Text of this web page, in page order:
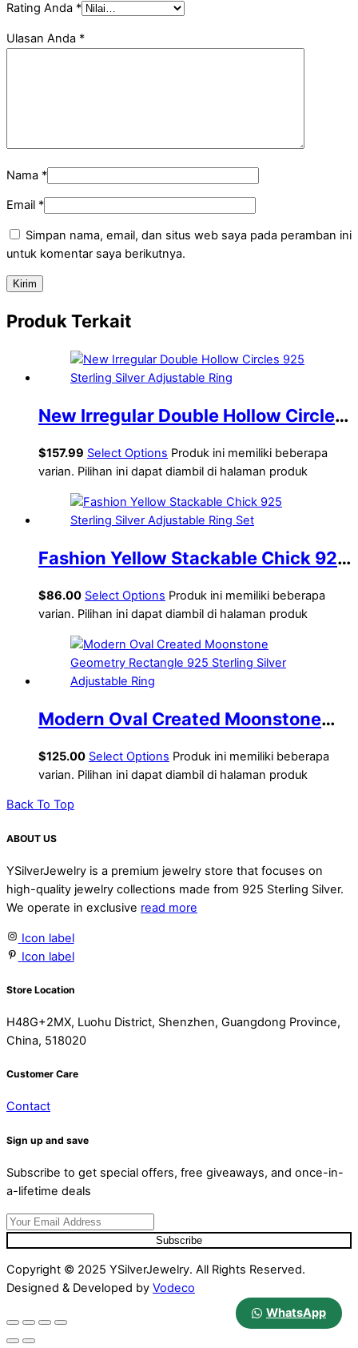
WhatsApp
Rating Anda *
Ulasan Anda *
Nama *
Email *
Simpan nama, email, dan situs web saya pada peramban ini
untuk komentar saya berikutnya.
Produk Terkait
New Irregular Double Hollow Circles
925 Sterling Silver Adjustable Ring
$157.99 Select Options Produk ini memiliki beberapa
varian. Pilihan ini dapat diambil di halaman produk
Fashion Yellow Stackable Chick 925
Sterling Silver Adjustable Ring Set
$86.00 Select Options Produk ini memiliki beberapa
varian. Pilihan ini dapat diambil di halaman produk
Modern Oval Created Moonstone
Geometry Rectangle 925 Sterling
Silver Adjustable Ring
$125.00 Select Options Produk ini memiliki beberapa
varian. Pilihan ini dapat diambil di halaman produk
Back To Top
ABOUT US
YSilverJewelry is a premium jewelry store that focuses on
high-quality jewelry collections made from 925 Sterling Silver.
We operate in exclusive read more
Icon label
Icon label
Store Location
H48G+2MX, Luohu District, Shenzhen, Guangdong Province,
China, 518020
Customer Care
Contact
Sign up and save
Subscribe to get special offers, free giveaways, and once-in-
a-lifetime deals
Subscribe
Copyright © 2025 YSilverJewelry. All Rights Reserved.
Designed & Developed by Vodeco